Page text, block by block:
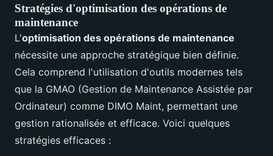
Stratégies d'optimisation des opérations de
maintenance
L'optimisation des opérations de maintenance
nécessite une approche stratégique bien définie.
Cela comprend l'utilisation d'outils modernes tels
que la GMAO (Gestion de Maintenance Assistée par
Ordinateur) comme DIMO Maint, permettant une
gestion rationalisée et efficace. Voici quelques
stratégies efficaces :